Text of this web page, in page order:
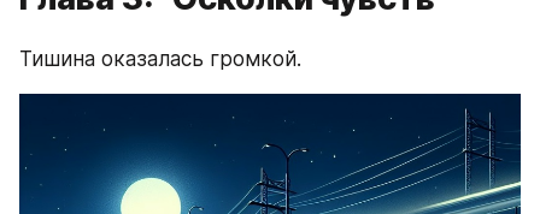
Тишина оказалась громкой.